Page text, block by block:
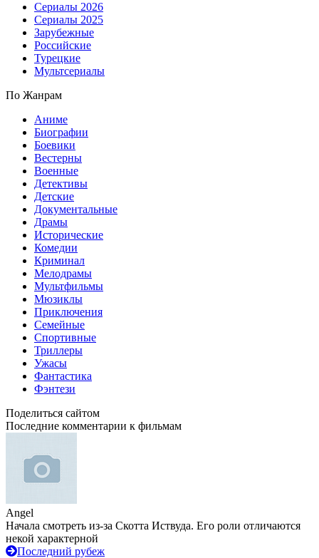
Сериалы 2026
Сериалы 2025
Зарубежные
Российские
Турецкие
Мультсериалы
По Жанрам
Аниме
Биографии
Боевики
Вестерны
Военные
Детективы
Детские
Документальные
Драмы
Исторические
Комедии
Криминал
Мелодрамы
Мультфильмы
Мюзиклы
Приключения
Семейные
Спортивные
Триллеры
Ужасы
Фантастика
Фэнтези
Поделиться сайтом
Последние комментарии к фильмам
Angel
Начала смотреть из-за Скотта Иствуда. Его роли отличаются
некой характерной
Последний рубеж